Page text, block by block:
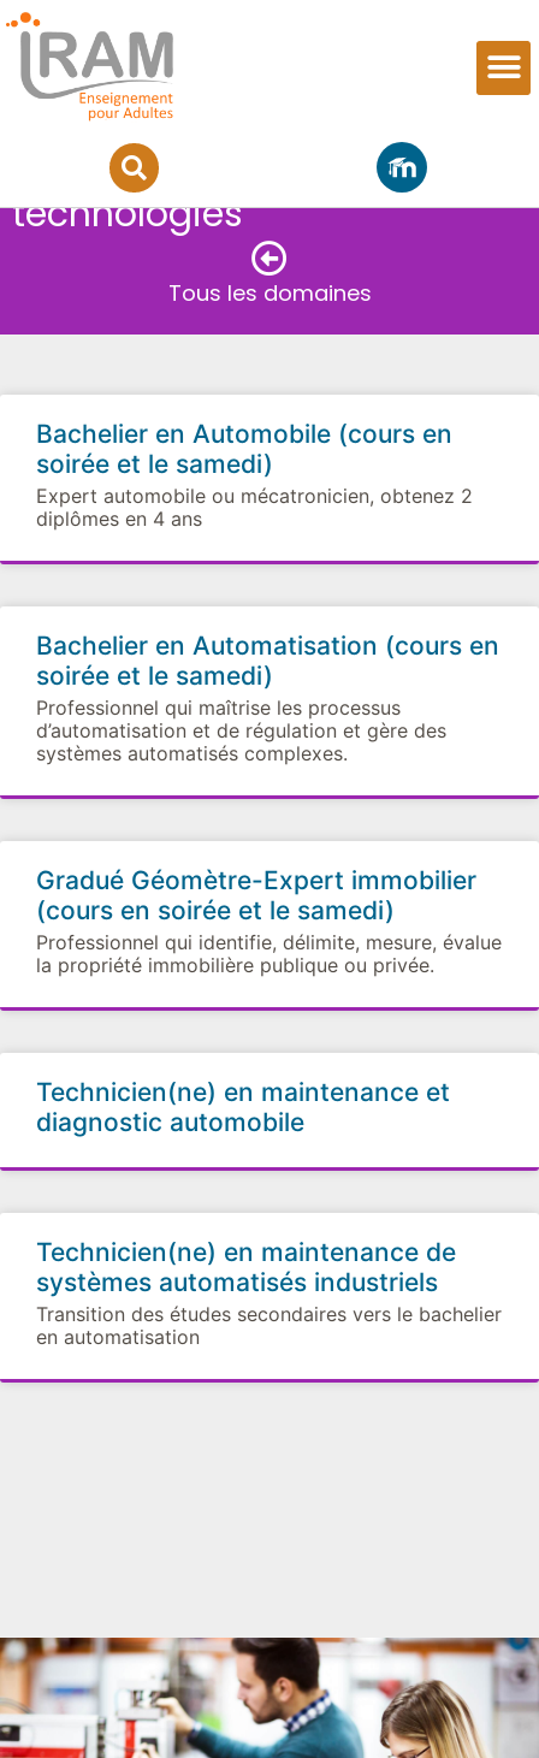
Sciences de l’ingénieur et
technologies
Tous les domaines
Bachelier en Automobile (cours en
soirée et le samedi)
Expert automobile ou mécatronicien, obtenez 2
diplômes en 4 ans
Bachelier en Automatisation (cours en
soirée et le samedi)
Professionnel qui maîtrise les processus
d’automatisation et de régulation et gère des
systèmes automatisés complexes.
Gradué Géomètre-Expert immobilier
(cours en soirée et le samedi)
Professionnel qui identifie, délimite, mesure, évalue
la propriété immobilière publique ou privée.
Technicien(ne) en maintenance et
diagnostic automobile
Technicien(ne) en maintenance de
systèmes automatisés industriels
Transition des études secondaires vers le bachelier
en automatisation